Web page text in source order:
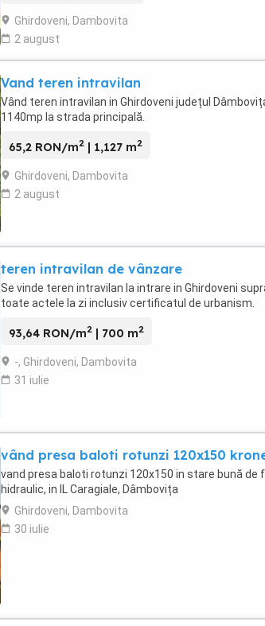
Ghirdoveni, Dambovita
2 august
Vand teren intravilan
Vând teren intravilan in Ghirdoveni județul
1140mp la strada principală.
65,2 RON/m2 | 1,127 m2
Ghirdoveni, Dambovita
2 august
teren intravilan de vânzare
Se vinde teren intravilan la intrare in Ghirdoveni
toate actele la zi inclusiv certificatul de urbanism.
93,64 RON/m2 | 700 m2
-, Ghirdoveni, Dambovita
31 iulie
vând presa baloti rotunzi 120x150
vand presa baloti rotunzi 120x150 in stare bună de
hidraulic, in IL Caragiale, Dâmbovița
Ghirdoveni, Dambovita
30 iulie